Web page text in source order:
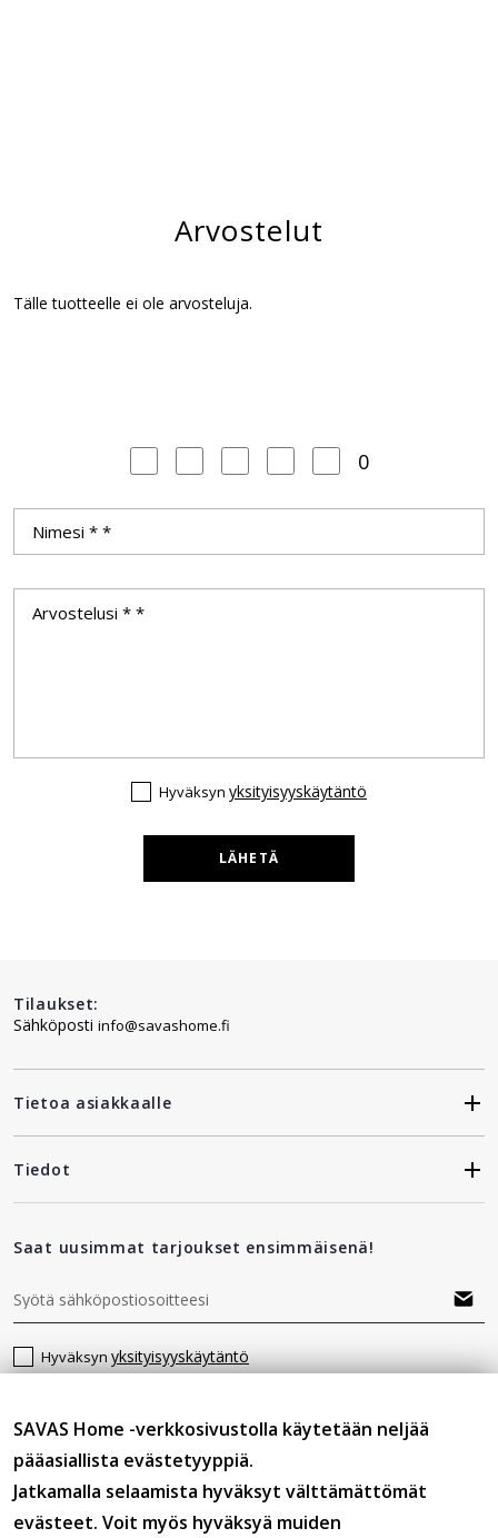
Arvostelut
Tälle tuotteelle ei ole arvosteluja.
0
Hyväksyn yksityisyyskäytäntö
LÄHETÄ
Tilaukset:
Sähköposti info@savashome.fi
Tietoa asiakkaalle
Tiedot
Saat uusimmat tarjoukset ensimmäisenä!
Hyväksyn yksityisyyskäytäntö
SAVAS Home -verkkosivustolla käytetään neljää
pääasiallista evästetyyppiä.
Jatkamalla selaamista hyväksyt välttämättömät
evästeet. Voit myös hyväksyä muiden